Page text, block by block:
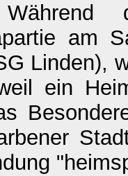
am
Linden),
ein